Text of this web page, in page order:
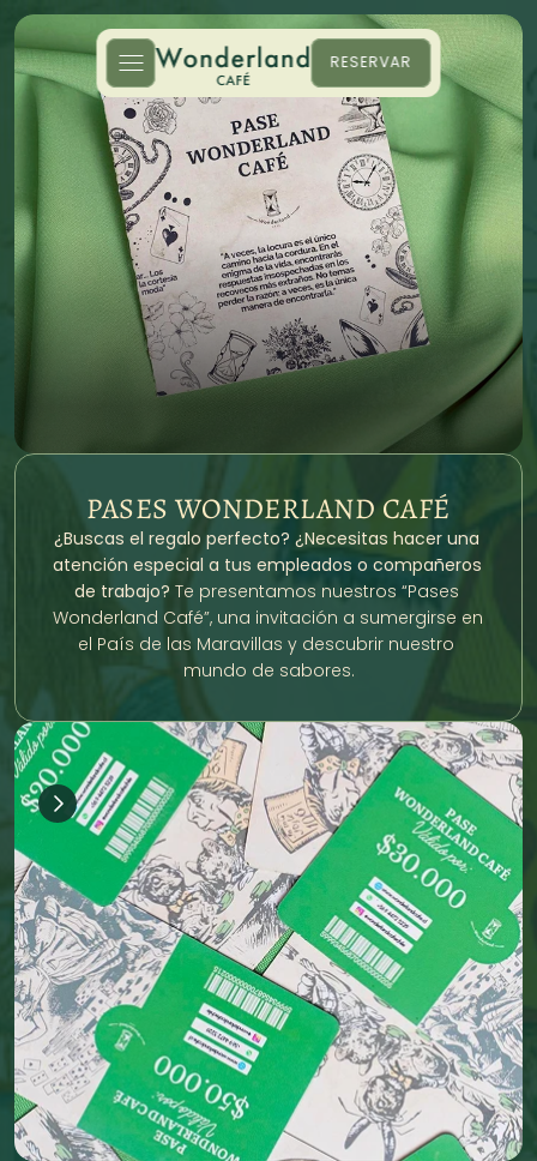
REGALA UNA
EXPERIENCIA
PASES WONDERLAND CAFÉ
¿Buscas el regalo perfecto? ¿Necesitas hacer una
atención especial a tus empleados o compañeros
de trabajo? Te presentamos nuestros “Pases
Wonderland Café”, una invitación a sumergirse en
el País de las Maravillas y descubrir nuestro
mundo de sabores.
RESERVAR